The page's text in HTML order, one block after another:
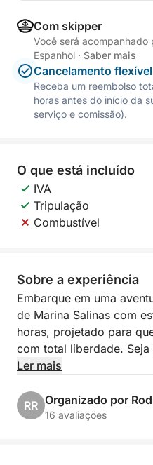
Com skipper
Você será acompanhado
Espanhol · Saber mais
Cancelamento flexível
Receba um reembolso
horas antes do início da
serviço e comissão).
O que está incluído
IVA
Tripulação
Combustível
Sobre a experiência
Embarque em uma
de Marina Salinas com
horas, projetado para
com total liberdade.
os amigos ou um
aproveitar o
Ler mais
RR Organizado por
16 avaliações